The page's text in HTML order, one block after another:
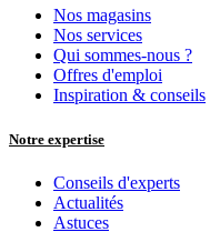
Nos magasins
Nos services
Qui sommes-nous ?
Offres d'emploi
Inspiration & conseils
Notre expertise
Conseils d'experts
Actualités
Astuces